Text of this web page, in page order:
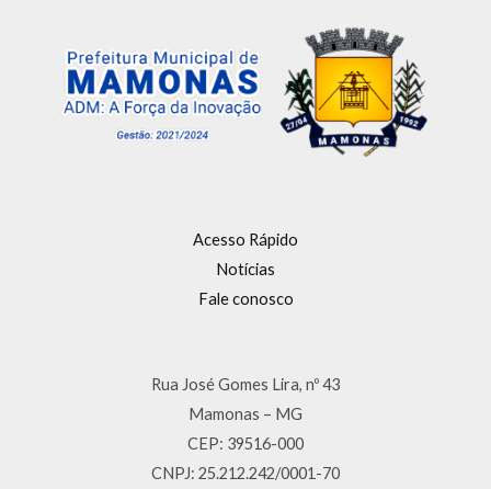
Acesso Rápido
Notícias
Fale conosco
Rua José Gomes Lira, nº 43
Mamonas – MG
CEP: 39516-000
CNPJ: 25.212.242/0001-70